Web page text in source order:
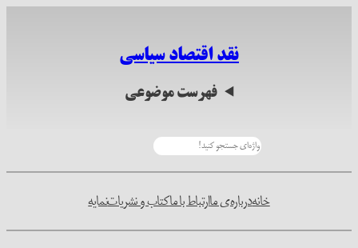
نقد اقتصاد سیاسی
فهرست موضوعی
خانهدرباره‌ی ماارتباط با ماکتاب و نشریاتنمایه